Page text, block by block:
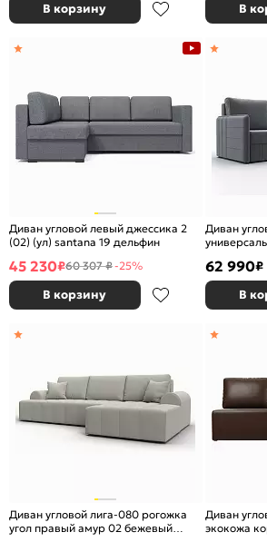
В корзину В
Диван угловой левый джессика 2
(02) (ул) santana 19 дельфин
45 230₽60 307 ₽-25%
В корзину
Диван
62 990₽
В
Диван угловой лига-080 рогожка
угол правый амур 02 бежевый
Диван
экокожа